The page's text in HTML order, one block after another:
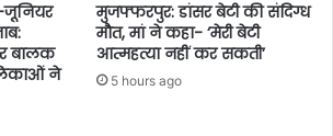
जूनियर
बालक
ने
मुजफ्फरपुर: डांसर बेटी की संदिग्ध
मौत, मां ने कहा- ‘मेरी बेटी
आत्महत्या नहीं कर सकती’
5 hours ago